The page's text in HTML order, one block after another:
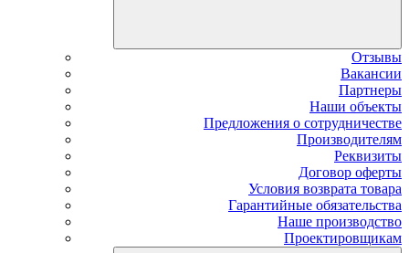
Отзывы
Вакансии
Партнеры
Наши объекты
Предложения о сотрудничестве
Производителям
Реквизиты
Договор оферты
Условия возврата товара
Гарантийные обязательства
Наше производство
Проектировщикам